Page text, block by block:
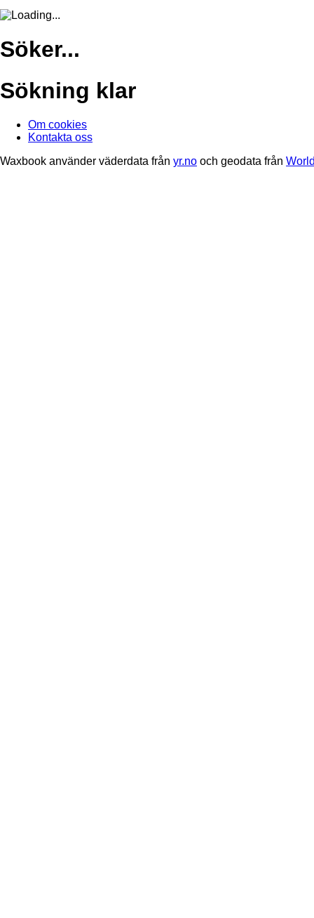
Söker...
Sökning klar
Om cookies
Kontakta oss
Waxbook använder väderdata från yr.no och geodata från